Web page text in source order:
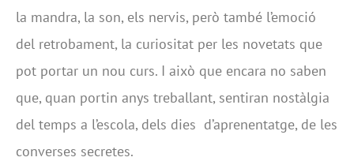
la mandra, la son, els nervis, però també l’emoció
del retrobament, la curiositat per les novetats que
pot portar un nou curs. I això que encara no saben
que, quan portin anys treballant, sentiran nostàlgia
del temps a l’escola, dels dies d’aprenentatge, de les
converses secretes.